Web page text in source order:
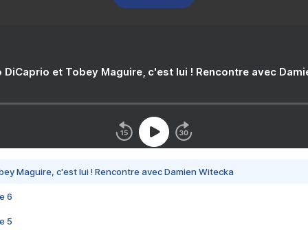
DiCaprio et Tobey Maguire, c'est lui ! Rencontre avec
Maguire, c'est lui ! Rencontre avec Damien Witecka
6
5